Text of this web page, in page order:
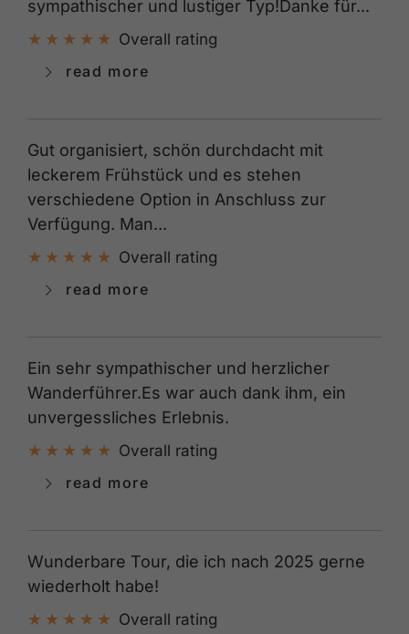
sympathischer und lustiger Typ!Danke für...
Overall rating
read more
Gut organisiert, schön durchdacht mit
leckerem Frühstück und es stehen
verschiedene Option in Anschluss zur
Verfügung. Man...
Overall rating
read more
Ein sehr sympathischer und herzlicher
Wanderführer.Es war auch dank ihm, ein
unvergessliches Erlebnis.
Overall rating
read more
Wunderbare Tour, die ich nach 2025 gerne
wiederholt habe!
Overall rating